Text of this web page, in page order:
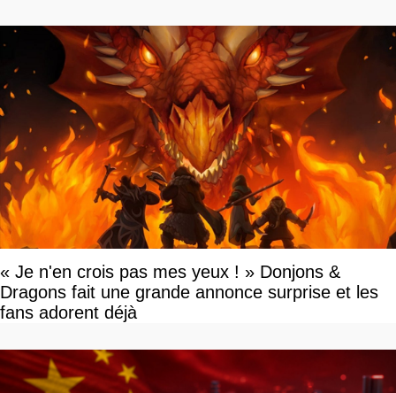
« Je n'en crois pas mes yeux ! » Donjons &
Dragons fait une grande annonce surprise et les
fans adorent déjà